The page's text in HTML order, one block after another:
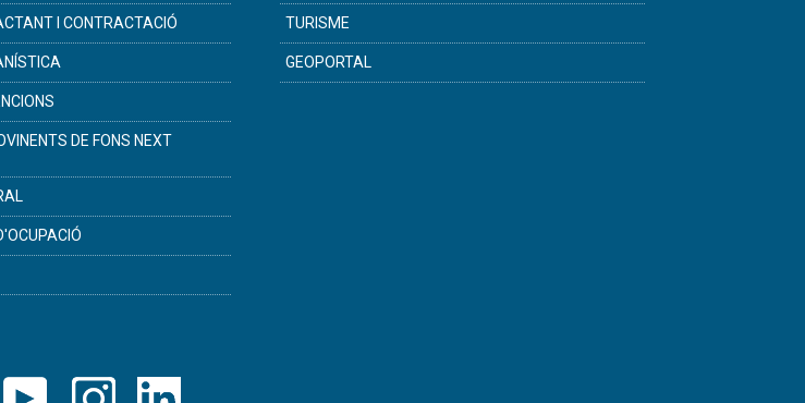
I CONTRACTACIÓ
DE FONS NEXT
TURISME
GEOPORTAL